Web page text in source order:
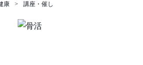
康 講座・催し